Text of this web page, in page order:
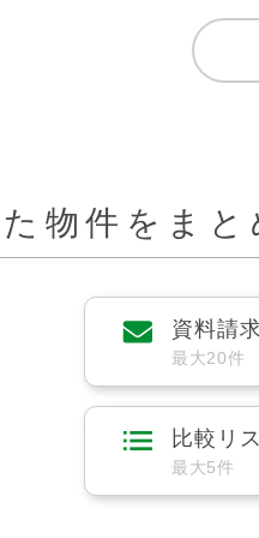
物件をまと
資料請
最大20件
比較リ
最大5件